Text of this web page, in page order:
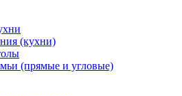
(кухни)
(прямые и угловые)